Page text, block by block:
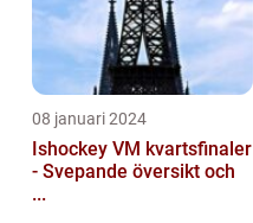
08 januari 2024
Ishockey VM kvartsfinaler
- Svepande översikt och
...